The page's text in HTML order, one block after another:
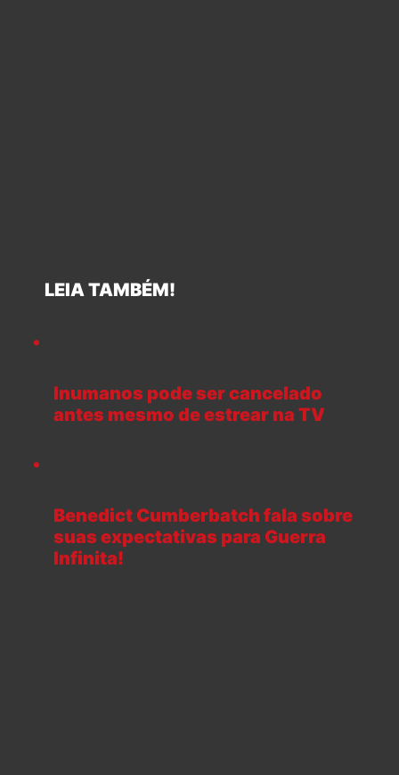
LEIA TAMBÉM!
Inumanos pode ser cancelado
antes mesmo de estrear na TV
Benedict Cumberbatch fala sobre
suas expectativas para Guerra
Infinita!